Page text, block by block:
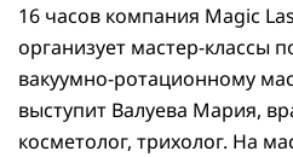
16 часов компания Magic
организует мастер-классы
вакуумно-ротационному
выступит Валуева Мария,
косметолог, трихолог. На